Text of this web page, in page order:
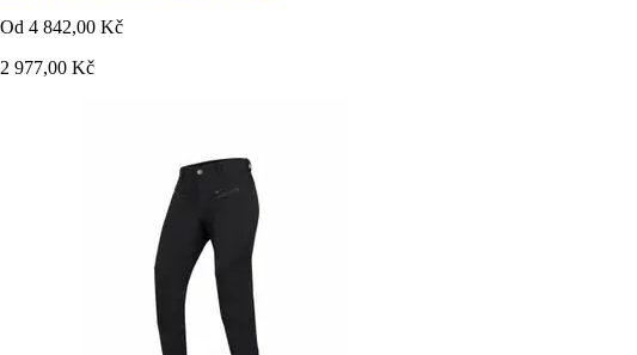
Od 4 842,00 Kč
2 977,00 Kč